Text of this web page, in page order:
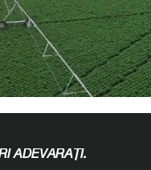
ADEVĂRAȚI.